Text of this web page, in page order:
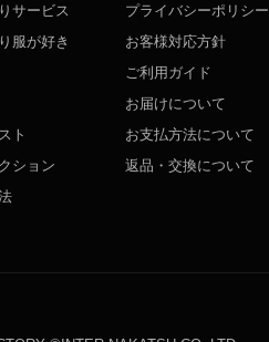
サービス
服が好き
ト
ション
プライバシーポリシー
お客様対応方針
ご利用ガイド
お届けについて
お支払方法について
返品・交換について